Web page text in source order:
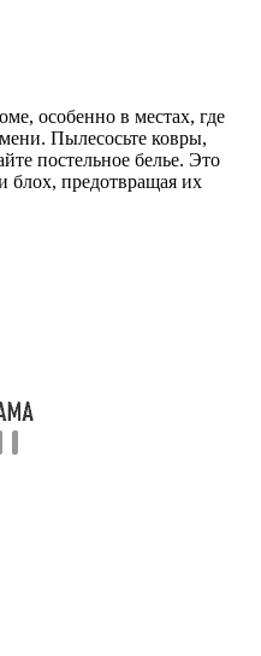
особенно в местах, где
Пылесосьте ковры,
постельное белье. Это
блох, предотвращая их